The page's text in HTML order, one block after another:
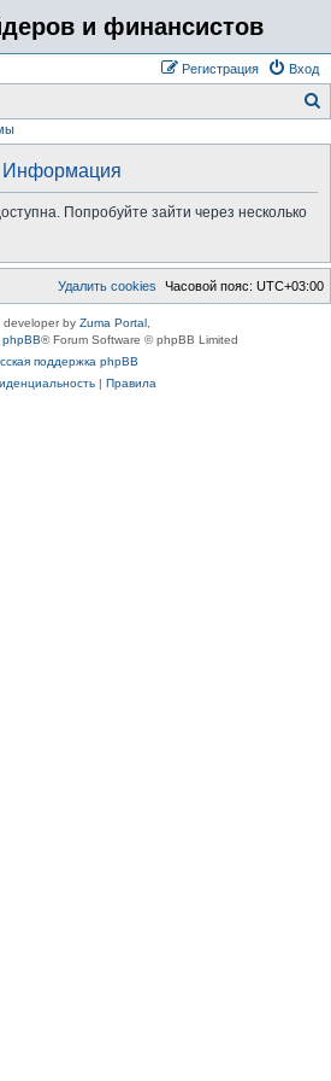
и финансистов
Вход
Регистрация
Информация
Попробуйте зайти через несколько
Часовой пояс: UTC+03:00
Удалить cookies
developer by Zuma Portal
phpBB® Forum Software © phpBB Limited
поддержка phpBB
| Правила